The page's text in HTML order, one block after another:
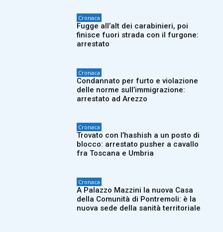
Cronaca
Fugge all’alt dei carabinieri, poi
finisce fuori strada con il furgone:
arrestato
Cronaca
Condannato per furto e violazione
delle norme sull’immigrazione:
arrestato ad Arezzo
Cronaca
Trovato con l’hashish a un posto di
blocco: arrestato pusher a cavallo
fra Toscana e Umbria
Cronaca
A Palazzo Mazzini la nuova Casa
della Comunità di Pontremoli: è la
nuova sede della sanità territoriale